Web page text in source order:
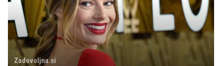
Zadovoljna.si